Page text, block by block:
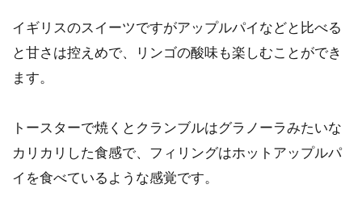
イギリスのスイーツですがアップルパイなどと比べる
と甘さは控えめで、リンゴの酸味も楽しむことができ
ます。
トースターで焼くとクランブルはグラノーラみたいな
カリカリした食感で、フィリングはホットアップルパ
イを食べているような感覚です。